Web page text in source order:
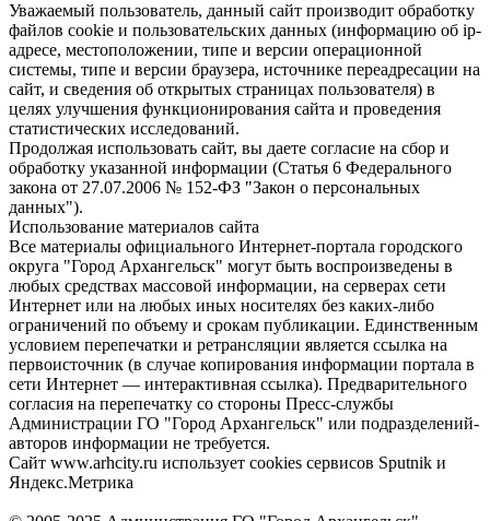
Уважаемый пользователь, данный сайт производит обработку
файлов cookie и пользовательских данных (информацию об ip-
адресе, местоположении, типе и версии операционной
системы, типе и версии браузера, источнике переадресации на
сайт, и сведения об открытых страницах пользователя) в
целях улучшения функционирования сайта и проведения
статистических исследований.
Продолжая использовать сайт, вы даете согласие на сбор и
обработку указанной информации (Статья 6 Федерального
закона от 27.07.2006 № 152-ФЗ "Закон о персональных
данных").
Использование материалов сайта
Все материалы официального Интернет-портала городского
округа "Город Архангельск" могут быть воспроизведены в
любых средствах массовой информации, на серверах сети
Интернет или на любых иных носителях без каких-либо
ограничений по объему и срокам публикации. Единственным
условием перепечатки и ретрансляции является ссылка на
первоисточник (в случае копирования информации портала в
сети Интернет — интерактивная ссылка). Предварительного
согласия на перепечатку со стороны Пресс-службы
Администрации ГО "Город Архангельск" или подразделений-
авторов информации не требуется.
Сайт www.arhcity.ru использует cookies сервисов Sputnik и
Яндекс.Метрика